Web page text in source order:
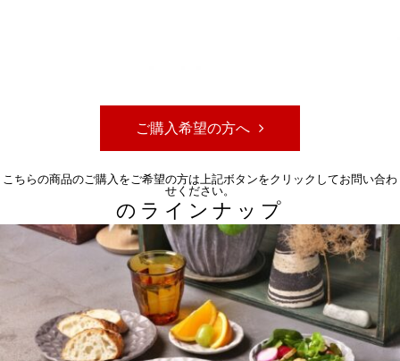
ご購入希望の方へ
こちらの商品のご購入をご希望の方は上記ボタンをクリックしてお問い合わ
せください。
のラインナップ